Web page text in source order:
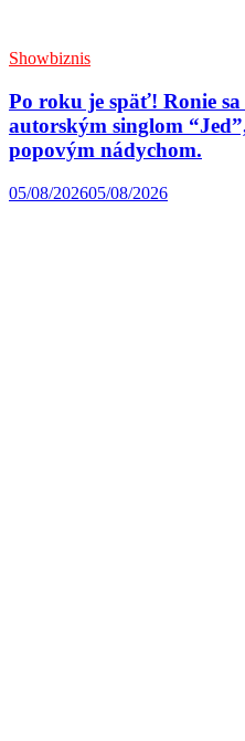
Showbiznis
Po roku je späť! Ronie
autorským singlom
popovým nádychom.
05/08/202605/08/2026